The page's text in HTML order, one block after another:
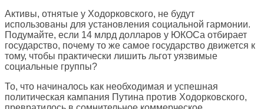
Активы, отнятые у Ходорковского, не будут
использованы для установления социальной гармонии.
Подумайте, если 14 млрд долларов у ЮКОСа отбирает
государство, почему то же самое государство движется к
тому, чтобы практически лишить льгот уязвимые
социальные группы?
То, что начиналось как необходимая и успешная
политическая кампания Путина против Ходорковского,